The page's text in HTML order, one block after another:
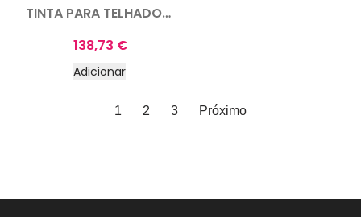
TINTA PARA TELHADOS 10L
138,73 €
Adicionar
1 2 3 Próximo